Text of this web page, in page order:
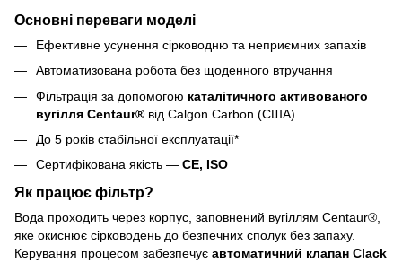
Основні переваги моделі
Ефективне усунення сірководню та неприємних запахів
Автоматизована робота без щоденного втручання
Фільтрація за допомогою каталітичного активованого
вугілля Centaur® від Calgon Carbon (США)
До 5 років стабільної експлуатації*
Сертифікована якість — CE, ISO
Як працює фільтр?
Вода проходить через корпус, заповнений вугіллям Centaur®,
яке окиснює сірководень до безпечних сполук без запаху.
Керування процесом забезпечує автоматичний клапан Clack